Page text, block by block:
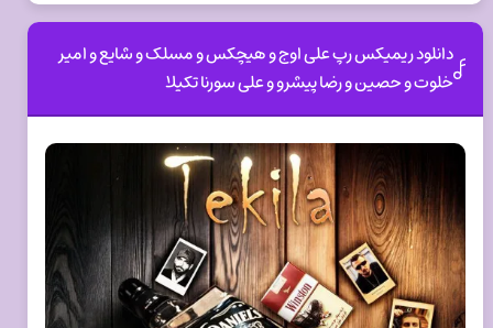
دانلود ریمیکس رپ علی اوج و هیچکس و مسلک و شایع و امیر
خلوت و حصین و رضا پیشرو و علی سورنا تکیلا